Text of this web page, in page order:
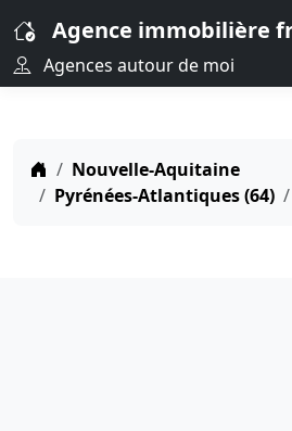
Agence immobilière
Agences autour de moi
Nouvelle-Aquitaine
Pyrénées-Atlantiques (64)